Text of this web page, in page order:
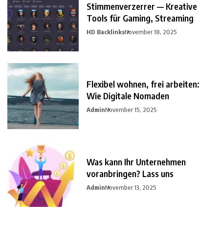
Stimmenverzerrer — Kreative
Tools für Gaming, Streaming
HD BacklinksNovember 18, 2025
Flexibel wohnen, frei arbeiten:
Wie Digitale Nomaden
AdminNovember 15, 2025
Was kann Ihr Unternehmen
voranbringen? Lass uns
AdminNovember 13, 2025